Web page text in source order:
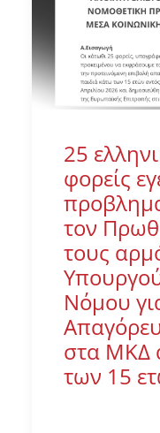
25
φορείς
τον
τους
Νόμου
στα ΜΚΔ
των 15